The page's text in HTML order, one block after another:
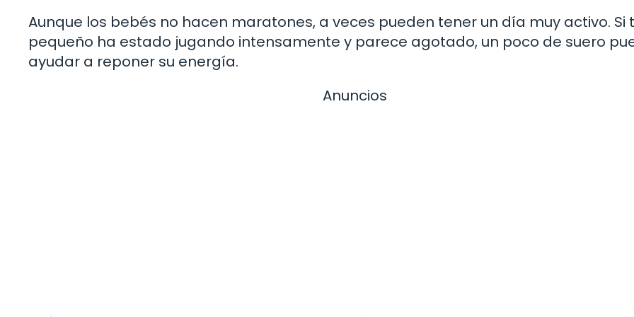
Aunque los bebés no hacen maratones, a veces pueden tener un día muy activo. Si
pequeño ha estado jugando intensamente y parece agotado, un poco de suero
ayudar a reponer su energía.
Anuncios